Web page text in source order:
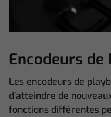
Encodeurs de
Les encodeurs de
d’atteindre de
fonctions différentes